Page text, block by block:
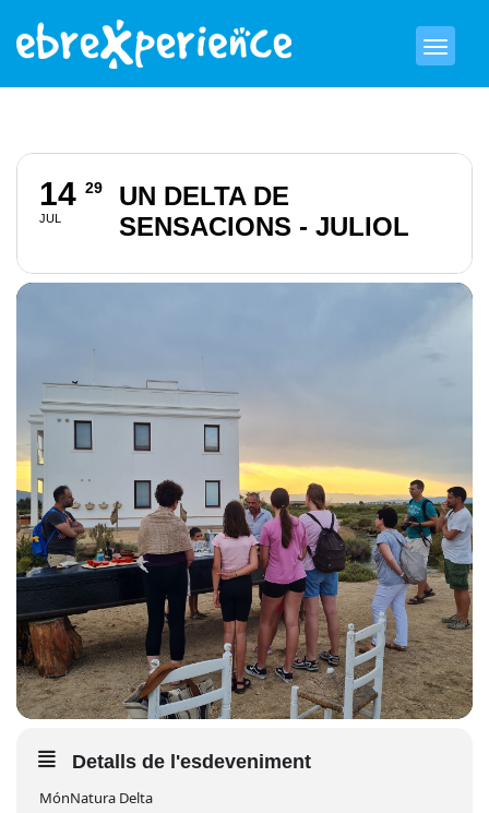
14
JUL
29
UN DELTA DE
SENSACIONS - JULIOL
Detalls de l'esdeveniment
MónNatura Delta